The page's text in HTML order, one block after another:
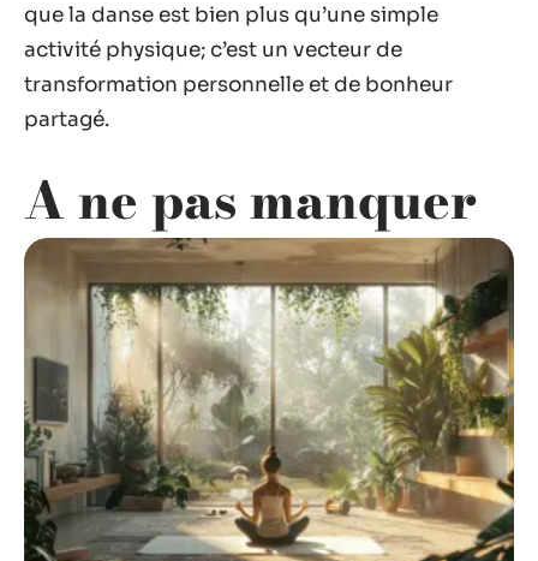
que la danse est bien plus qu’une simple
activité physique; c’est un vecteur de
transformation personnelle et de bonheur
partagé.
A ne pas manquer